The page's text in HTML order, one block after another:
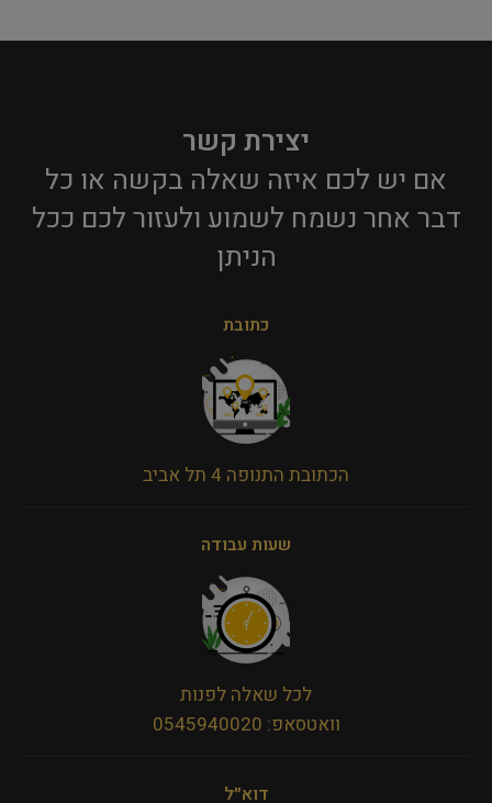
יצירת קשר
אם יש לכם איזה שאלה בקשה או כל
דבר אחר נשמח לשמוע ולעזור לכם ככל
הניתן​
כתובת
הכתובת התנופה 4 תל אביב
שעות עבודה
לכל שאלה לפנות
וואטסאפ: 0545940020
דוא״ל